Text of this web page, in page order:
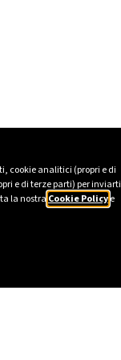
cookie analitici (propri e di
e di terze parti) per inviarti
la nostra Cookie Policye